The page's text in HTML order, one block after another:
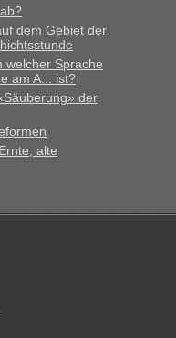
An welchem
der Ukraine geht es am
Grenzen Ukraine/
h Wartezeit. Wollen
dem Gebiet der
welcher Sprache
am A... ist?
der
alte